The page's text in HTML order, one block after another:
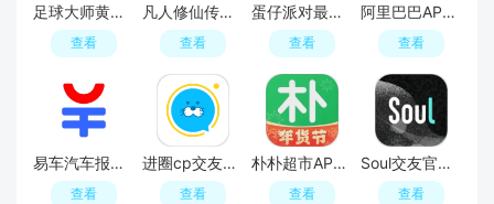
足球大师黄金一代手游
查看
凡人修仙传人界篇手游2026最新版
查看
蛋仔派对最新版
查看
阿里巴巴APP2026官方版
查看
易车汽车报价APP官方正版
查看
进圈cp交友软件手机版
查看
朴朴超市APP最新版本
查看
Soul交友官方APP最新版
查看